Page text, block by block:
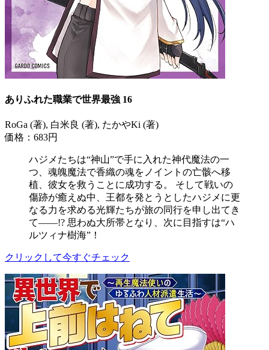
ありふれた職業で世界最強 16
RoGa (著), 白米良 (著), たかやKi (著)
価格：683円
ハジメたちは“神山”で手に入れた神代魔法の一
つ、魂魄魔法で香織の魂をノイントの亡骸へ移
植、彼女を救うことに成功する。 そして戦いの
傷跡が癒えぬ中、王都を発とうとしたハジメに更
なる力を求める光輝たちが旅の同行を申し出てき
て――!? 思わぬ大所帯となり、次に目指すは“ハ
ルツィナ樹海”！
クリックして今すぐチェック